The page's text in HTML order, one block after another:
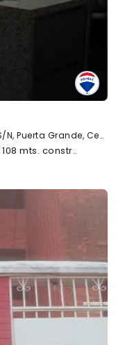
Av. Prolongación Paseo de Usumacinta S/N, Puerta Grande, Centro
108 mts. constr..